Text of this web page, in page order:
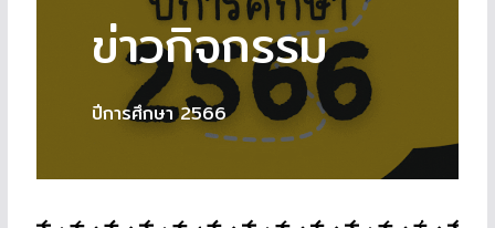
ข่าวกิจกรรม
ปีการศึกษา 2566